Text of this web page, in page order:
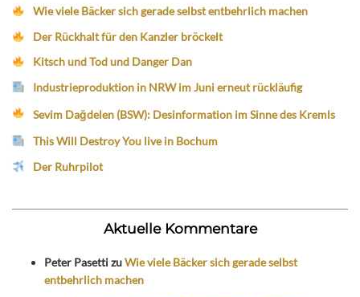
Wie viele Bäcker sich gerade selbst entbehrlich machen
Der Rückhalt für den Kanzler bröckelt
Kitsch und Tod und Danger Dan
Industrieproduktion in NRW im Juni erneut rückläufig
Sevim Dağdelen (BSW): Desinformation im Sinne des Kremls
This Will Destroy You live in Bochum
Der Ruhrpilot
Aktuelle Kommentare
Peter PasettizuWie viele Bäcker sich gerade selbst
entbehrlich machen